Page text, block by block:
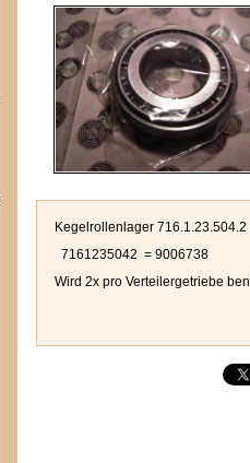
Kegelrollenlager
7161235042 = 9006738
Wird 2x pro Verteilergetriebe